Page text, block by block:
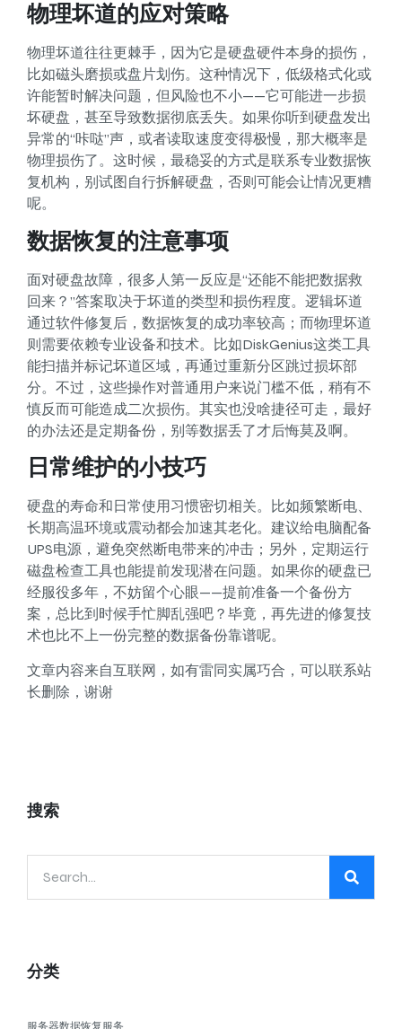
物理坏道的应对策略
物理坏道往往更棘手，因为它是硬盘硬件本身的损伤，
比如磁头磨损或盘片划伤。这种情况下，低级格式化或
许能暂时解决问题，但风险也不小——它可能进一步损
坏硬盘，甚至导致数据彻底丢失。如果你听到硬盘发出
异常的“咔哒”声，或者读取速度变得极慢，那大概率是
物理损伤了。这时候，最稳妥的方式是联系专业数据恢
复机构，别试图自行拆解硬盘，否则可能会让情况更糟
呢。
数据恢复的注意事项
面对硬盘故障，很多人第一反应是“还能不能把数据救
回来？”答案取决于坏道的类型和损伤程度。逻辑坏道
通过软件修复后，数据恢复的成功率较高；而物理坏道
则需要依赖专业设备和技术。比如DiskGenius这类工具
能扫描并标记坏道区域，再通过重新分区跳过损坏部
分。不过，这些操作对普通用户来说门槛不低，稍有不
慎反而可能造成二次损伤。其实也没啥捷径可走，最好
的办法还是定期备份，别等数据丢了才后悔莫及啊。
日常维护的小技巧
硬盘的寿命和日常使用习惯密切相关。比如频繁断电、
长期高温环境或震动都会加速其老化。建议给电脑配备
UPS电源，避免突然断电带来的冲击；另外，定期运行
磁盘检查工具也能提前发现潜在问题。如果你的硬盘已
经服役多年，不妨留个心眼——提前准备一个备份方
案，总比到时候手忙脚乱强吧？毕竟，再先进的修复技
术也比不上一份完整的数据备份靠谱呢。
文章内容来自互联网，如有雷同实属巧合，可以联系站
长删除，谢谢
搜索
分类
服务器数据恢复服务